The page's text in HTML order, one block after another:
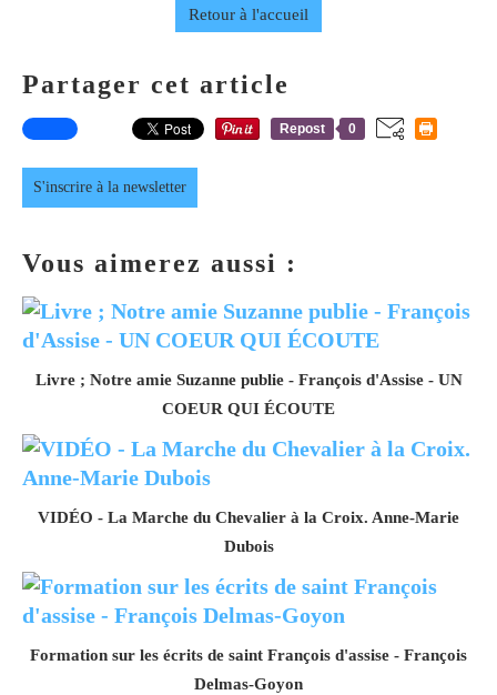
Retour à l'accueil
Partager cet article
Repost 0
S'inscrire à la newsletter
Vous aimerez aussi :
Livre ; Notre amie Suzanne publie - François d'Assise - UN
COEUR QUI ÉCOUTE
VIDÉO - La Marche du Chevalier à la Croix. Anne-Marie
Dubois
Formation sur les écrits de saint François d'assise - François
Delmas-Goyon